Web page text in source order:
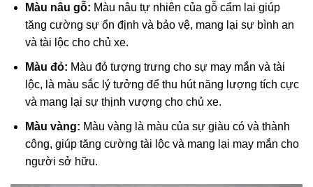
Màu nâu gỗ: Màu nâu tự nhiên của gỗ cẩm lai giúp
tăng cường sự ổn định và bảo vệ, mang lại sự bình an
và tài lộc cho chủ xe.
Màu đỏ: Màu đỏ tượng trưng cho sự may mắn và tài
lộc, là màu sắc lý tưởng để thu hút năng lượng tích cực
và mang lại sự thịnh vượng cho chủ xe.
Màu vàng: Màu vàng là màu của sự giàu có và thành
công, giúp tăng cường tài lộc và mang lại may mắn cho
người sở hữu.